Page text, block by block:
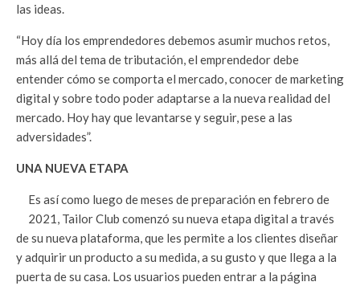
las ideas.
“Hoy día los emprendedores debemos asumir muchos retos,
más allá del tema de tributación, el emprendedor debe
entender cómo se comporta el mercado, conocer de marketing
digital y sobre todo poder adaptarse a la nueva realidad del
mercado. Hoy hay que levantarse y seguir, pese a las
adversidades”.
UNA NUEVA ETAPA
Es así como luego de meses de preparación en febrero de
2021, Tailor Club comenzó su nueva etapa digital a través
de su nueva plataforma, que les permite a los clientes diseñar
y adquirir un producto a su medida, a su gusto y que llega a la
puerta de su casa. Los usuarios pueden entrar a la página